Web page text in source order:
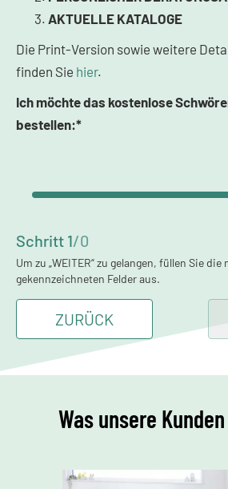
AKTUELLE KATALOGE
Die Print-Version sowie weitere
finden Sie hier.
Ich möchte das kostenlose
bestellen:*
Schritt 1/0
Um zu „WEITER“ zu gelangen, füllen Sie
gekennzeichneten Felder aus.
ZURÜCK
Was unsere